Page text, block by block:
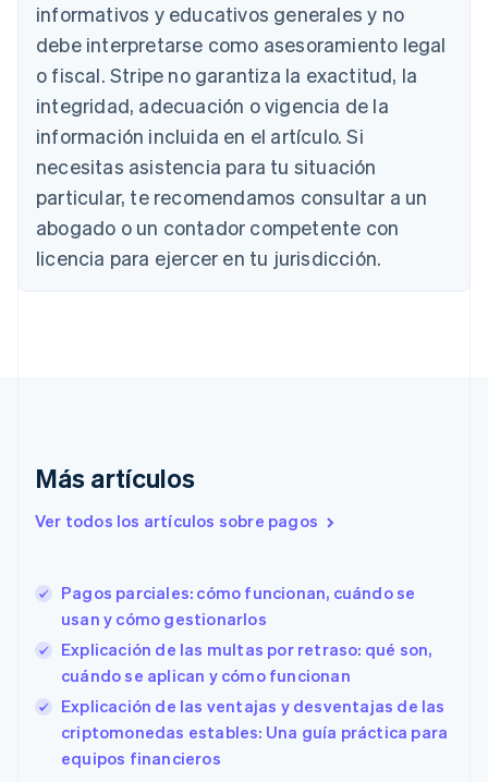
informativos y educativos generales y no
debe interpretarse como asesoramiento legal
o fiscal. Stripe no garantiza la exactitud, la
integridad, adecuación o vigencia de la
información incluida en el artículo. Si
necesitas asistencia para tu situación
particular, te recomendamos consultar a un
abogado o un contador competente con
licencia para ejercer en tu jurisdicción.
Más artículos
Ver todos los artículos sobre pagos
Pagos parciales: cómo funcionan, cuándo se
usan y cómo gestionarlos
Explicación de las multas por retraso: qué son,
cuándo se aplican y cómo funcionan
Explicación de las ventajas y desventajas de las
criptomonedas estables: Una guía práctica para
equipos financieros
English
Austria
DeutschEnglish
Bélgica
Nederlands FrançaisDeutschEnglish
Brasil
Bulgaria
English
Canadá
EnglishFrançais
China continental
Eslovaquia
Eslovenia
Español English
Estados Unidos
English Español 简体中文
Estonia
English
Finlandia
EnglishSvenska
Francia
Français